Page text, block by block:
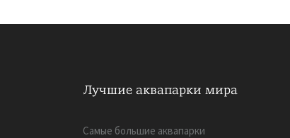
Самые большие аквапарки